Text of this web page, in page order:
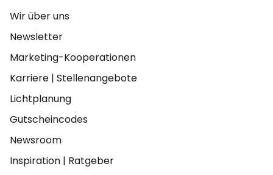
Wir über uns
Newsletter
Marketing-Kooperationen
Karriere | Stellenangebote
Lichtplanung
Gutscheincodes
Newsroom
Inspiration | Ratgeber